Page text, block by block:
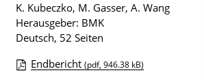
o
n
K. Kubeczko, M. Gasser, A. Wang
Herausgeber: BMK
Deutsch, 52 Seiten
Endbericht (pdf, 946.38 kB)